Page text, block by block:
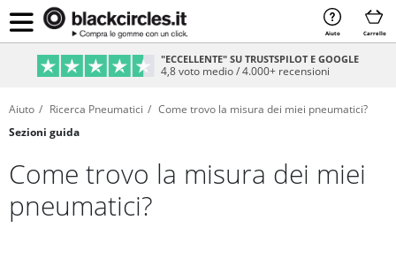
Aiuto Carrello
"ECCELLENTE" SU TRUSTSPILOT E GOOGLE
4,8 voto medio / 4.000+ recensioni
Aiuto Ricerca Pneumatici
Come trovo la misura dei miei pneumatici?
Sezioni guida
Come trovo la misura dei miei
pneumatici?